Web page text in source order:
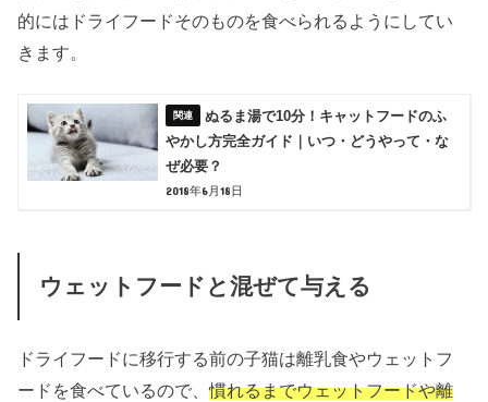
的にはドライフードそのものを食べられるようにしてい
きます。
ぬるま湯で10分！キャットフードのふ
やかし方完全ガイド｜いつ・どうやって・な
ぜ必要？
2018年6月18日
ウェットフードと混ぜて与える
ドライフードに移行する前の子猫は離乳食やウェットフ
ードを食べているので、慣れるまでウェットフードや離